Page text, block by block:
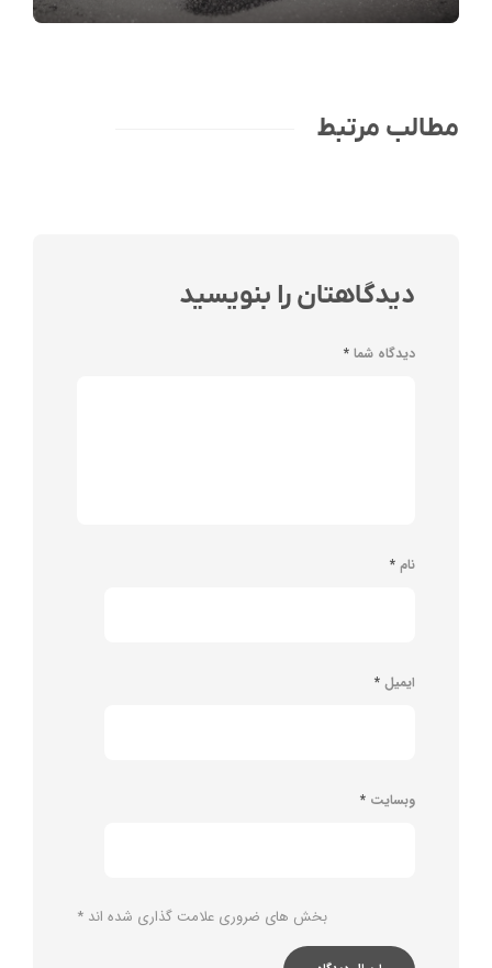
مطالب مرتبط
دیدگاهتان را بنویسید
دیدگاه شما *
نام *
ایمیل *
وبسایت *
بخش های ضروری علامت گذاری شده اند *